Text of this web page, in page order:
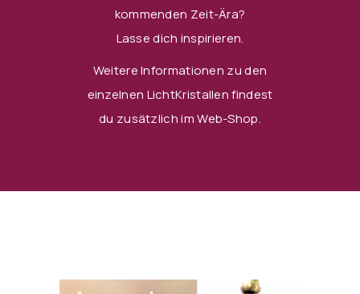
kommenden Zeit-Ära?
Lasse dich inspirieren.
Weitere Informationen zu den
einzelnen LichtKristallen findest
du zusätzlich imWeb-Shop.